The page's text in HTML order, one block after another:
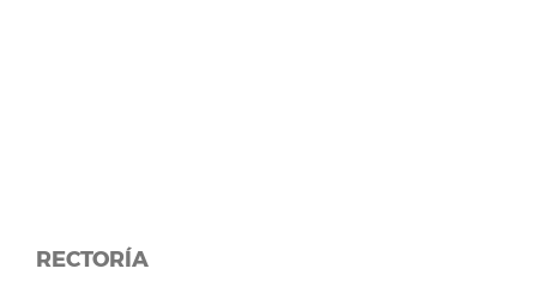
RECTORÍA